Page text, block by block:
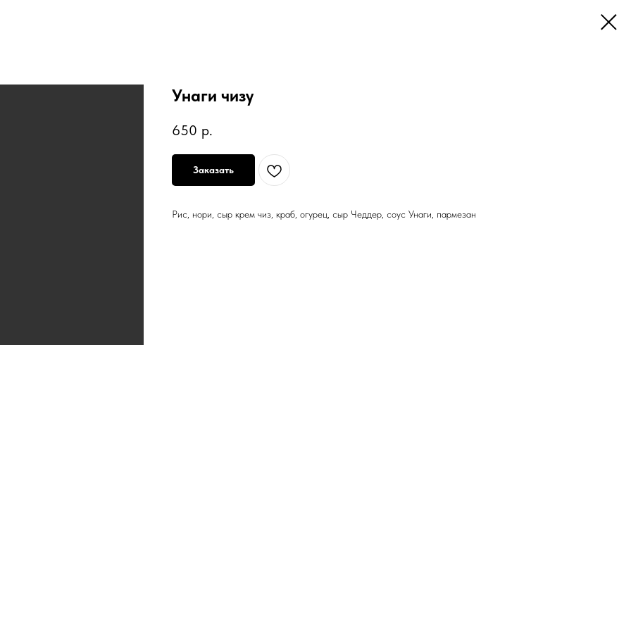
Унаги чизу
650 р.
Заказать
Рис, нори, сыр крем чиз, краб, огурец, сыр Чеддер, соус Унаги, пармезан